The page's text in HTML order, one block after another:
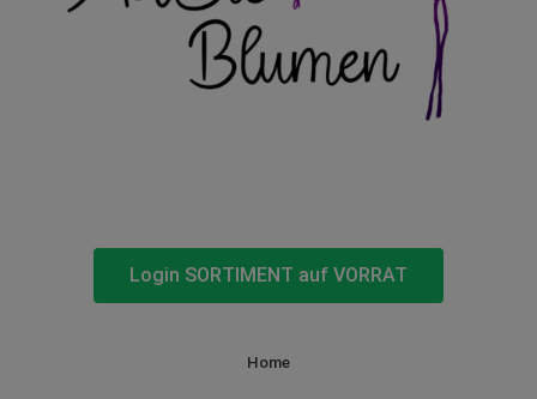
Login SORTIMENT auf VORRAT
Home